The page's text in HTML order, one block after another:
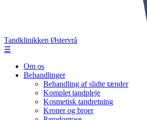
Tandklinikken Østervrå
☰
Om os
Behandlinger
Behandling af slidte tænder
Komplet tandpleje
Kosmetisk tandretning
Kroner og broer